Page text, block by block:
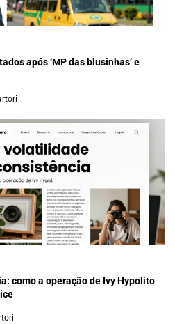
após ‘MP das blusinhas’ e
como a operação de Ivy Hypolito